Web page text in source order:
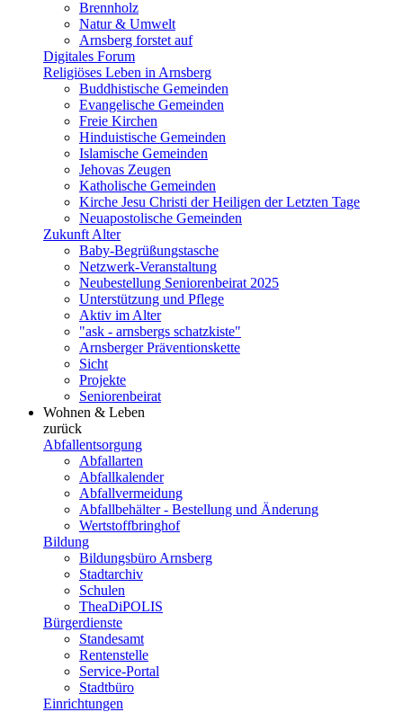
Brennholz
Natur & Umwelt
Arnsberg forstet auf
Digitales Forum
Religiöses Leben in Arnsberg
Buddhistische Gemeinden
Evangelische Gemeinden
Freie Kirchen
Hinduistische Gemeinden
Islamische Gemeinden
Jehovas Zeugen
Katholische Gemeinden
Kirche Jesu Christi der Heiligen der Letzten Tage
Neuapostolische Gemeinden
Zukunft Alter
Baby-Begrüßungstasche
Netzwerk-Veranstaltung
Neubestellung Seniorenbeirat 2025
Unterstützung und Pflege
Aktiv im Alter
"ask - arnsbergs schatzkiste"
Arnsberger Präventionskette
Sicht
Projekte
Seniorenbeirat
Wohnen & Leben
zurück
Abfallentsorgung
Abfallarten
Abfallkalender
Abfallvermeidung
Abfallbehälter - Bestellung und Änderung
Wertstoffbringhof
Bildung
Bildungsbüro Arnsberg
Stadtarchiv
Schulen
TheaDiPOLIS
Bürgerdienste
Standesamt
Rentenstelle
Service-Portal
Stadtbüro
Einrichtungen